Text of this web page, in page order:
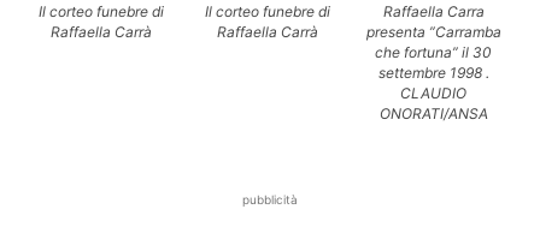
Il corteo funebre di
Raffaella Carrà
Il corteo funebre di
Raffaella Carrà
Raffaella Carra
presenta ”Carramba
che fortuna” il 30
settembre 1998 .
CLAUDIO
ONORATI/ANSA
pubblicità